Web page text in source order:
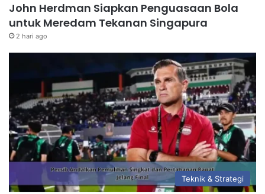
John Herdman Siapkan Penguasaan Bola
untuk Meredam Tekanan Singapura
2 hari ago
Teknik & Strategi